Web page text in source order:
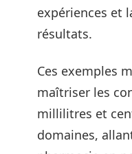
expériences et
résultats.
Ces exemples
maîtriser les
millilitres et
domaines,